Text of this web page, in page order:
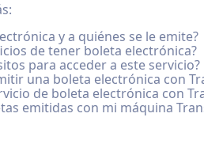
y a quiénes se le emite?
de tener boleta electrónica?
para acceder a este servicio?
una boleta electrónica con
de boleta electrónica con
emitidas con mi máquina